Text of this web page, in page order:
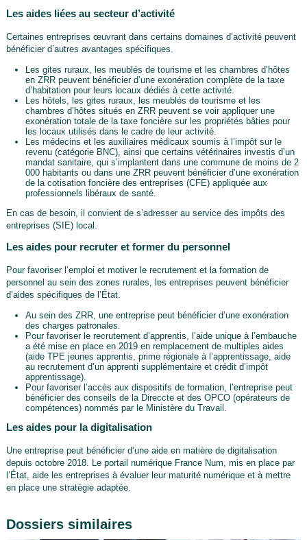
Les aides liées au secteur d’activité
Certaines entreprises œuvrant dans certains domaines d’activité peuvent
bénéficier d’autres avantages spécifiques.
Les gites ruraux, les meublés de tourisme et les chambres d’hôtes
en ZRR peuvent bénéficier d’une exonération complète de la taxe
d’habitation pour leurs locaux dédiés à cette activité.
Les hôtels, les gites ruraux, les meublés de tourisme et les
chambres d’hôtes situés en ZRR peuvent se voir appliquer une
exonération totale de la taxe foncière sur les propriétés bâties pour
les locaux utilisés dans le cadre de leur activité.
Les médecins et les auxiliaires médicaux soumis à l’impôt sur le
revenu (catégorie BNC), ainsi que certains vétérinaires investis d’un
mandat sanitaire, qui s’implantent dans une commune de moins de 2
000 habitants ou dans une ZRR peuvent bénéficier d’une exonération
de la cotisation foncière des entreprises (CFE) appliquée aux
professionnels libéraux de santé.
En cas de besoin, il convient de s’adresser au service des impôts des
entreprises (SIE) local.
Les aides pour recruter et former du personnel
Pour favoriser l’emploi et motiver le recrutement et la formation de
personnel au sein des zones rurales, les entreprises peuvent bénéficier
d’aides spécifiques de l’État.
Au sein des ZRR, une entreprise peut bénéficier d’une exonération
des charges patronales.
Pour favoriser le recrutement d’apprentis, l’aide unique à l’embauche
a été mise en place en 2019 en remplacement de multiples aides
(aide TPE jeunes apprentis, prime régionale à l’apprentissage, aide
au recrutement d’un apprenti supplémentaire et crédit d’impôt
apprentissage).
Pour favoriser l’accès aux dispositifs de formation, l’entreprise peut
bénéficier des conseils de la Direccte et des OPCO (opérateurs de
compétences) nommés par le Ministère du Travail.
Les aides pour la digitalisation
Une entreprise peut bénéficier d’une aide en matière de digitalisation
depuis octobre 2018. Le portail numérique France Num, mis en place par
l’État, aide les entreprises à évaluer leur maturité numérique et à mettre
en place une stratégie adaptée.
Dossiers similaires